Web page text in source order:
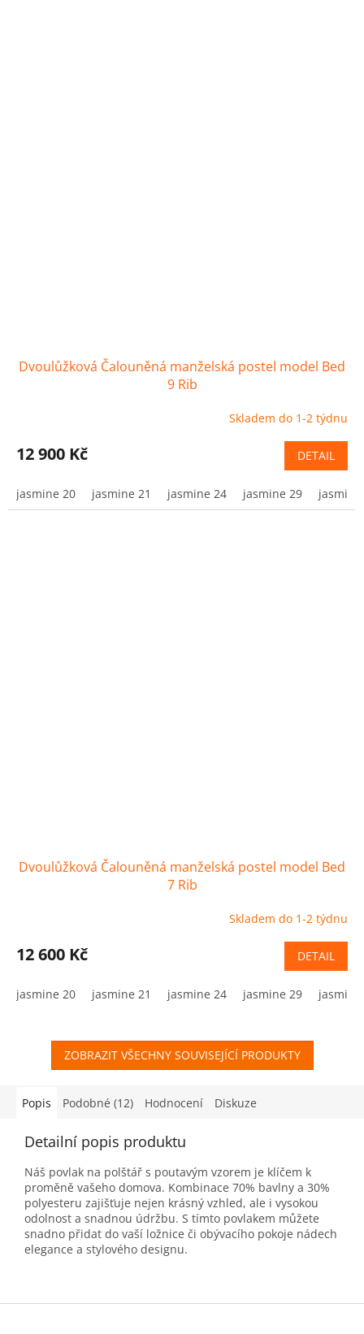
Dvoulůžková Čalouněná manželská postel model Bed
9 Rib
Skladem do 1-2 týdnu
12 900 Kč DETAIL
jasmine 20 jasmine 21 jasmine 24 jasmine 29 jasmine
Dvoulůžková Čalouněná manželská postel model Bed
7 Rib
Skladem do 1-2 týdnu
12 600 Kč DETAIL
jasmine 20 jasmine 21 jasmine 24 jasmine 29 jasmine
ZOBRAZIT VŠECHNY SOUVISEJÍCÍ PRODUKTY
Popis Podobné (12) Hodnocení Diskuze
Detailní popis produktu
Náš povlak na polštář s poutavým vzorem je klíčem k
proměně vašeho domova. Kombinace 70% bavlny a 30%
polyesteru zajišťuje nejen krásný vzhled, ale i vysokou
odolnost a snadnou údržbu. S tímto povlakem můžete
snadno přidat do vaší ložnice či obývacího pokoje nádech
elegance a stylového designu.
Z